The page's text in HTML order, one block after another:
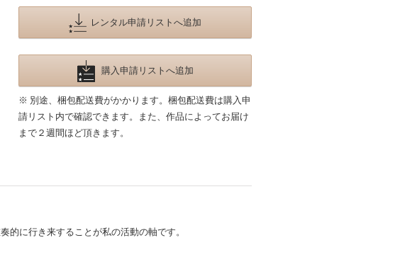
レンタル申請リストへ追加
購入申請リストへ追加
※ 別途、梱包配送費がかかります。梱包配送費は購入申
請リスト内で確認できます。また、作品によってお届け
まで２週間ほど頂きます。
的に行き来することが私の活動の軸です。